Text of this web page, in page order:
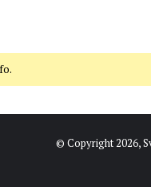
© Copyright 2026,